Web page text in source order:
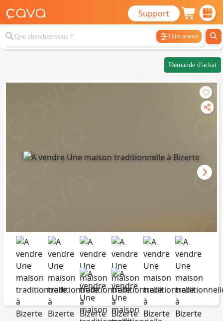
Support
Filtre avancé
Demande d'achat